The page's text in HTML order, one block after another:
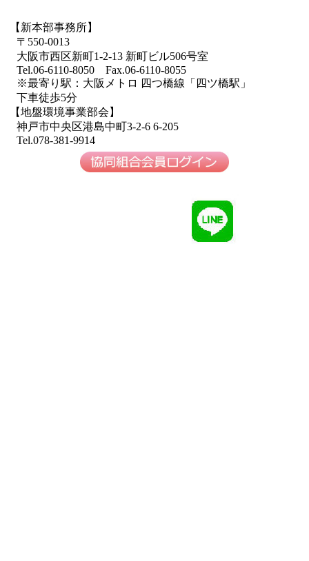
【新本部事務所】
〒550-0013
大阪市西区新町1-2-13 新町ビル506号室
Tel.06-6110-8050 Fax.06-6110-8055
※最寄り駅：大阪メトロ 四つ橋線「四ツ橋駅」
下車徒歩5分
【地盤環境事業部会】
神戸市中央区港島中町3-2-6 6-205
Tel.078-381-9914